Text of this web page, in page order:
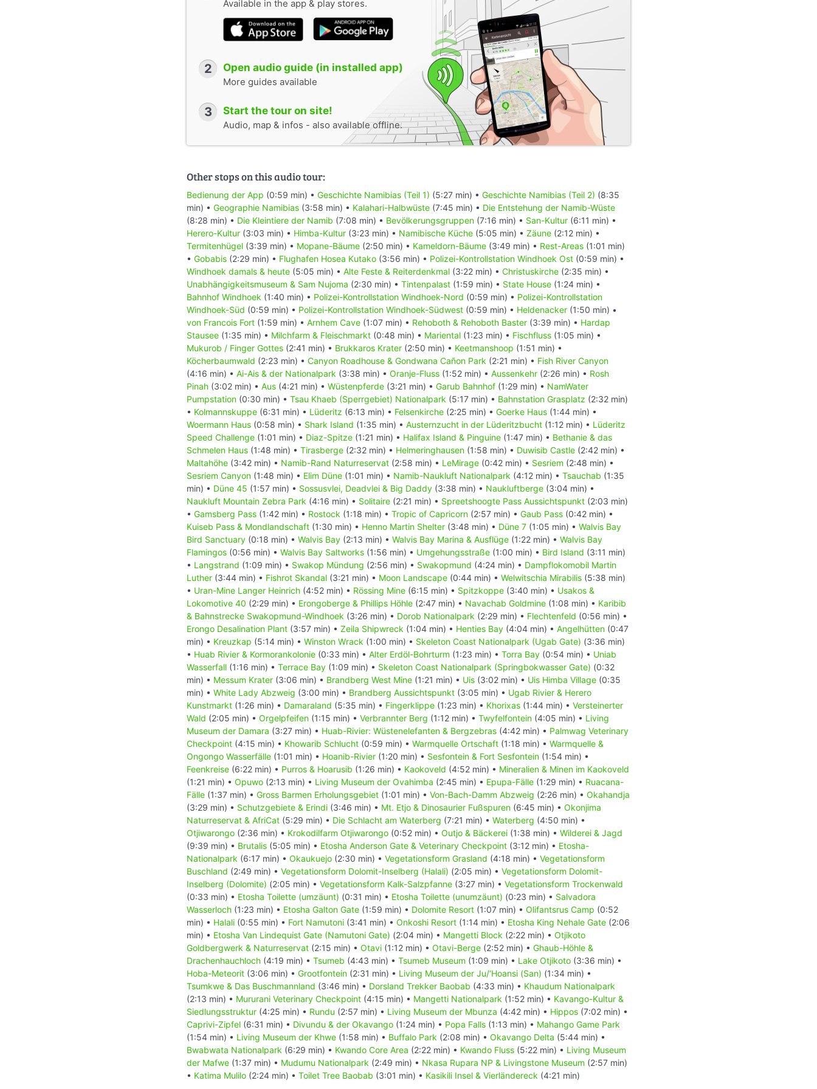
Available in the app & play stores.
2 Open audio guide (in installed app)
More guides available
3 Start the tour on site!
Audio, map & infos - also available offline.
Other stops on this audio tour:
Bedienung der App (0:59 min) • Geschichte Namibias (Teil 1) (5:27 min) • Geschichte Namibias (Teil 2) (8:35
min) • Geographie Namibias (3:58 min) • Kalahari-Halbwüste (7:45 min) • Die Entstehung der Namib-Wüste
(8:28 min) • Die Kleintiere der Namib (7:08 min) • Bevölkerungsgruppen (7:16 min) • San-Kultur (6:11 min) •
Herero-Kultur (3:03 min) • Himba-Kultur (3:23 min) • Namibische Küche (5:05 min) • Zäune (2:12 min) •
Termitenhügel (3:39 min) • Mopane-Bäume (2:50 min) • Kameldorn-Bäume (3:49 min) • Rest-Areas (1:01 min)
• Gobabis (2:29 min) • Flughafen Hosea Kutako (3:56 min) • Polizei-Kontrollstation Windhoek Ost (0:59 min) •
Windhoek damals & heute (5:05 min) • Alte Feste & Reiterdenkmal (3:22 min) • Christuskirche (2:35 min) •
Unabhängigkeitsmuseum & Sam Nujoma (2:30 min) • Tintenpalast (1:59 min) • State House (1:24 min) •
Bahnhof Windhoek (1:40 min) • Polizei-Kontrollstation Windhoek-Nord (0:59 min) • Polizei-Kontrollstation
Windhoek-Süd (0:59 min) • Polizei-Kontrollstation Windhoek-Südwest (0:59 min) • Heldenacker (1:50 min) •
von Francois Fort (1:59 min) • Arnhem Cave (1:07 min) • Rehoboth & Rehoboth Baster (3:39 min) • Hardap
Stausee (1:35 min) • Milchfarm & Fleischmarkt (0:48 min) • Mariental (1:23 min) • Fischfluss (1:05 min) •
Mukurob / Finger Gottes (2:41 min) • Brukkaros Krater (2:50 min) • Keetmanshoop (1:51 min) •
Köcherbaumwald (2:23 min) • Canyon Roadhouse & Gondwana Cañon Park (2:21 min) • Fish River Canyon
(4:16 min) • Ai-Ais & der Nationalpark (3:38 min) • Oranje-Fluss (1:52 min) • Aussenkehr (2:26 min) • Rosh
Pinah (3:02 min) • Aus (4:21 min) • Wüstenpferde (3:21 min) • Garub Bahnhof (1:29 min) • NamWater
Pumpstation (0:30 min) • Tsau Khaeb (Sperrgebiet) Nationalpark (5:17 min) • Bahnstation Grasplatz (2:32 min)
• Kolmannskuppe (6:31 min) • Lüderitz (6:13 min) • Felsenkirche (2:25 min) • Goerke Haus (1:44 min) •
Woermann Haus (0:58 min) • Shark Island (1:35 min) • Austernzucht in der Lüderitzbucht (1:12 min) • Lüderitz
Speed Challenge (1:01 min) • Diaz-Spitze (1:21 min) • Halifax Island & Pinguine (1:47 min) • Bethanie & das
Schmelen Haus (1:48 min) • Tirasberge (2:32 min) • Helmeringhausen (1:58 min) • Duwisib Castle (2:42 min) •
Maltahöhe (3:42 min) • Namib-Rand Naturreservat (2:58 min) • LeMirage (0:42 min) • Sesriem (2:48 min) •
Sesriem Canyon (1:48 min) • Elim Düne (1:01 min) • Namib-Naukluft Nationalpark (4:12 min) • Tsauchab (1:35
min) • Düne 45 (1:57 min) • Sossusvlei, Deadvlei & Big Daddy (3:38 min) • Naukluftberge (3:04 min) •
Naukluft Mountain Zebra Park (4:16 min) • Solitaire (2:21 min) • Spreetshoogte Pass Aussichtspunkt (2:03 min)
• Gamsberg Pass (1:42 min) • Rostock (1:18 min) • Tropic of Capricorn (2:57 min) • Gaub Pass (0:42 min) •
Kuiseb Pass & Mondlandschaft (1:30 min) • Henno Martin Shelter (3:48 min) • Düne 7 (1:05 min) • Walvis Bay
Bird Sanctuary (0:18 min) • Walvis Bay (2:13 min) • Walvis Bay Marina & Ausflüge (1:22 min) • Walvis Bay
Flamingos (0:56 min) • Walvis Bay Saltworks (1:56 min) • Umgehungsstraße (1:00 min) • Bird Island (3:11 min)
• Langstrand (1:09 min) • Swakop Mündung (2:56 min) • Swakopmund (4:24 min) • Dampflokomobil Martin
Luther (3:44 min) • Fishrot Skandal (3:21 min) • Moon Landscape (0:44 min) • Welwitschia Mirabilis (5:38 min)
• Uran-Mine Langer Heinrich (4:52 min) • Rössing Mine (6:15 min) • Spitzkoppe (3:40 min) • Usakos &
Lokomotive 40 (2:29 min) • Erongoberge & Phillips Höhle (2:47 min) • Navachab Goldmine (1:08 min) • Karibib
& Bahnstrecke Swakopmund-Windhoek (3:26 min) • Dorob Nationalpark (2:29 min) • Flechtenfeld (0:56 min) •
Erongo Desalination Plant (3:57 min) • Zeila Shipwreck (1:04 min) • Henties Bay (4:04 min) • Angelhütten (0:47
min) • Kreuzkap (5:14 min) • Winston Wrack (1:00 min) • Skeleton Coast Nationalpark (Ugab Gate) (3:36 min)
• Huab Rivier & Kormorankolonie (0:33 min) • Alter Erdöl-Bohrturm (1:23 min) • Torra Bay (0:54 min) • Uniab
Wasserfall (1:16 min) • Terrace Bay (1:09 min) • Skeleton Coast Nationalpark (Springbokwasser Gate) (0:32
min) • Messum Krater (3:06 min) • Brandberg West Mine (1:21 min) • Uis (3:02 min) • Uis Himba Village (0:35
min) • White Lady Abzweig (3:00 min) • Brandberg Aussichtspunkt (3:05 min) • Ugab Rivier & Herero
Kunstmarkt (1:26 min) • Damaraland (5:35 min) • Fingerklippe (1:23 min) • Khorixas (1:44 min) • Versteinerter
Wald (2:05 min) • Orgelpfeifen (1:15 min) • Verbrannter Berg (1:12 min) • Twyfelfontein (4:05 min) • Living
Museum der Damara (3:27 min) • Huab-Rivier: Wüstenelefanten & Bergzebras (4:42 min) • Palmwag Veterinary
Checkpoint (4:15 min) • Khowarib Schlucht (0:59 min) • Warmquelle Ortschaft (1:18 min) • Warmquelle &
Ongongo Wasserfälle (1:01 min) • Hoanib-Rivier (1:20 min) • Sesfontein & Fort Sesfontein (1:54 min) •
Feenkreise (6:22 min) • Purros & Hoarusib (1:26 min) • Kaokoveld (4:52 min) • Mineralien & Minen im Kaokoveld
(1:21 min) • Opuwo (2:13 min) • Living Museum der Ovahimba (2:45 min) • Epupa-Fälle (1:29 min) • Ruacana-
Fälle (1:37 min) • Gross Barmen Erholungsgebiet (1:01 min) • Von-Bach-Damm Abzweig (2:26 min) • Okahandja
(3:29 min) • Schutzgebiete & Erindi (3:46 min) • Mt. Etjo & Dinosaurier Fußspuren (6:45 min) • Okonjima
Naturreservat & AfriCat (5:29 min) • Die Schlacht am Waterberg (7:21 min) • Waterberg (4:50 min) •
Otjiwarongo (2:36 min) • Krokodilfarm Otjiwarongo (0:52 min) • Outjo & Bäckerei (1:38 min) • Wilderei & Jagd
(9:39 min) • Brutalis (5:05 min) • Etosha Anderson Gate & Veterinary Checkpoint (3:12 min) • Etosha-
Nationalpark (6:17 min) • Okaukuejo (2:30 min) • Vegetationsform Grasland (4:18 min) • Vegetationsform
Buschland (2:49 min) • Vegetationsform Dolomit-Inselberg (Halali) (2:05 min) • Vegetationsform Dolomit-
Inselberg (Dolomite) (2:05 min) • Vegetationsform Kalk-Salzpfanne (3:27 min) • Vegetationsform Trockenwald
(0:33 min) • Etosha Toilette (umzäunt) (0:31 min) • Etosha Toilette (unumzäunt) (0:23 min) • Salvadora
Wasserloch (1:23 min) • Etosha Galton Gate (1:59 min) • Dolomite Resort (1:07 min) • Olifantsrus Camp (0:52
min) • Halali (0:55 min) • Fort Namutoni (3:41 min) • Onkoshi Resort (1:14 min) • Etosha King Nehale Gate (2:06
min) • Etosha Van Lindequist Gate (Namutoni Gate) (2:04 min) • Mangetti Block (2:22 min) • Otjikoto
Goldbergwerk & Naturreservat (2:15 min) • Otavi (1:12 min) • Otavi-Berge (2:52 min) • Ghaub-Höhle &
Drachenhauchloch (4:19 min) • Tsumeb (4:43 min) • Tsumeb Museum (1:09 min) • Lake Otjikoto (3:36 min) •
Hoba-Meteorit (3:06 min) • Grootfontein (2:31 min) • Living Museum der Ju/‘Hoansi (San) (1:34 min) •
Tsumkwe & Das Buschmannland (3:46 min) • Dorsland Trekker Baobab (4:33 min) • Khaudum Nationalpark
(2:13 min) • Mururani Veterinary Checkpoint (4:15 min) • Mangetti Nationalpark (1:52 min) • Kavango-Kultur &
Siedlungsstruktur (4:25 min) • Rundu (2:57 min) • Living Museum der Mbunza (4:42 min) • Hippos (7:02 min) •
Caprivi-Zipfel (6:31 min) • Divundu & der Okavango (1:24 min) • Popa Falls (1:13 min) • Mahango Game Park
(1:54 min) • Living Museum der Khwe (1:58 min) • Buffalo Park (2:08 min) • Okavango Delta (5:44 min) •
Bwabwata Nationalpark (6:29 min) • Kwando Core Area (2:22 min) • Kwando Fluss (5:22 min) • Living Museum
der Mafwe (1:37 min) • Mudumu Nationalpark (2:49 min) • Nkasa Rupara NP & Livingstone Museum (2:57 min)
• Katima Mulilo (2:24 min) • Toilet Tree Baobab (3:01 min) • Kasikili Insel & Vierländereck (4:21 min)